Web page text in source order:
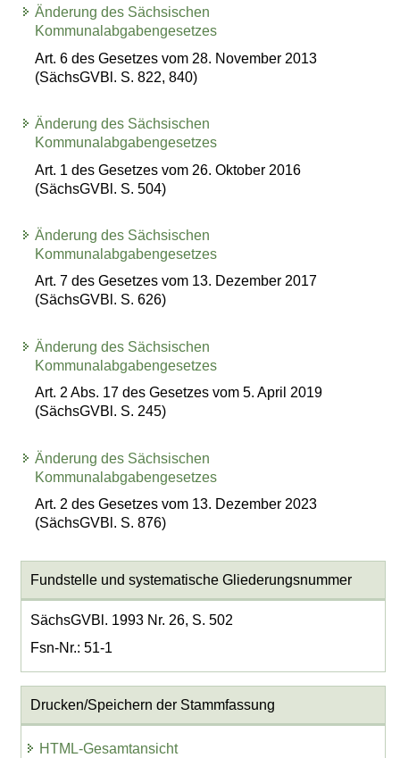
Änderung des Sächsischen
Kommunalabgabengesetzes
Art. 6 des Gesetzes vom 28. November 2013
(SächsGVBl. S. 822, 840)
Änderung des Sächsischen
Kommunalabgabengesetzes
Art. 1 des Gesetzes vom 26. Oktober 2016
(SächsGVBl. S. 504)
Änderung des Sächsischen
Kommunalabgabengesetzes
Art. 7 des Gesetzes vom 13. Dezember 2017
(SächsGVBl. S. 626)
Änderung des Sächsischen
Kommunalabgabengesetzes
Art. 2 Abs. 17 des Gesetzes vom 5. April 2019
(SächsGVBl. S. 245)
Änderung des Sächsischen
Kommunalabgabengesetzes
Art. 2 des Gesetzes vom 13. Dezember 2023
(SächsGVBl. S. 876)
Fundstelle und systematische Gliederungsnummer
SächsGVBl. 1993 Nr. 26, S. 502
Fsn-Nr.: 51-1
Drucken/Speichern der Stammfassung
HTML-Gesamtansicht